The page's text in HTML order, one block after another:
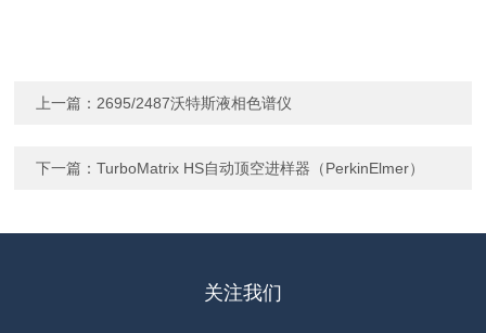
上一篇： 2695/2487沃特斯液相色谱仪
下一篇：TurboMatrix HS自动顶空进样器（PerkinElmer）
关注我们